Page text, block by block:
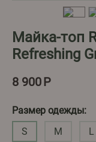
Майка-топ
Refreshing
8 900Р
Размер одежды:
S
M L